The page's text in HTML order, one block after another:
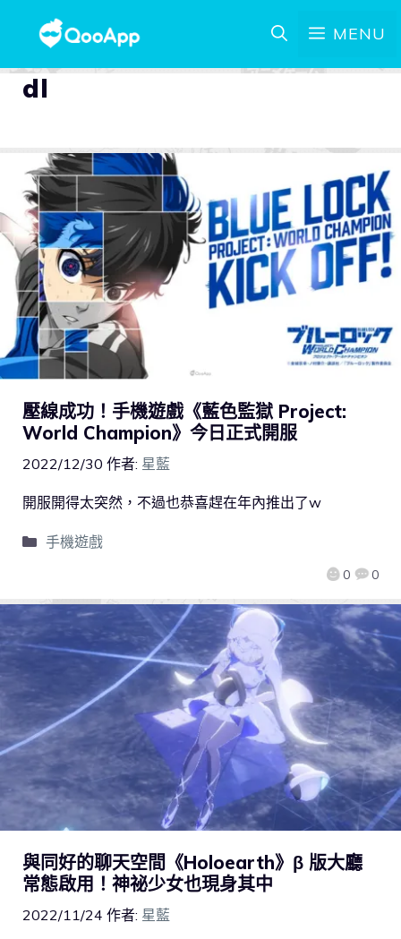
MENU
dl
壓線成功！手機遊戲《藍色監獄 Project:
World Champion》今日正式開服
2022/12/30 作者: 星藍
0 0
開服開得太突然，不過也恭喜趕在年內推出了w
手機遊戲
與同好的聊天空間《Holoearth》β 版大廳
常態啟用！神祕少女也現身其中
2022/11/24 作者: 星藍